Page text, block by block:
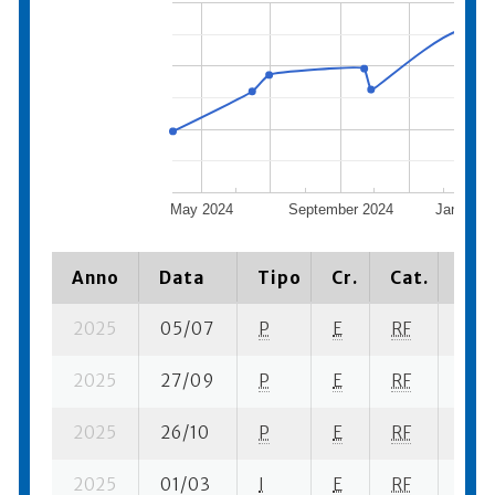
May 2024 September 2024 January
Anno Data Tipo Cr. Cat.
2025 05/07 P E RF
2025 27/09 P E RF
2025 26/10 P E RF
2025 01/03 I E RF